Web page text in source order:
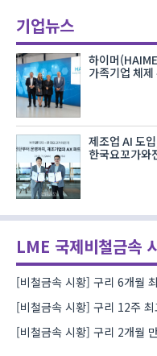
기업뉴스
하이머
가족기업 체
제조업 AI 도
한국요꼬가와
LME 국제비철금속
[비철금속 시황] 구리 6개월
[비철금속 시황] 구리 12주